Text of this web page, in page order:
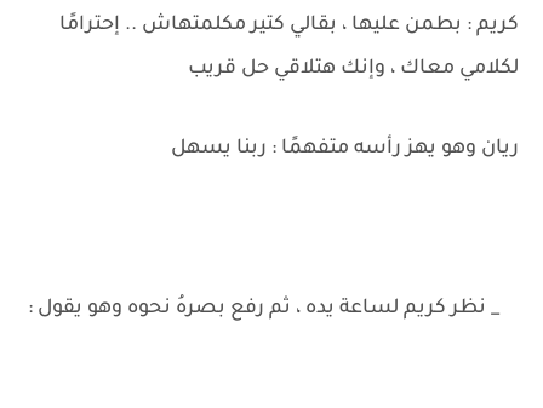
كريم : بطمن عليها ، بقالي كتير مكلمتهاش .. إحترامًا
لكلامي معاك ، وإنك هتلاقي حل قريب
ريان وهو يهز رأسه متفهمًا : ربنا يسهل
_ نظر كريم لساعة يده ، ثم رفع بصرهُ نحوه وهو يقول :